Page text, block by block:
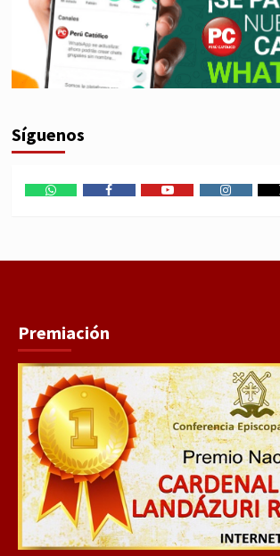
Síguenos
Premiación